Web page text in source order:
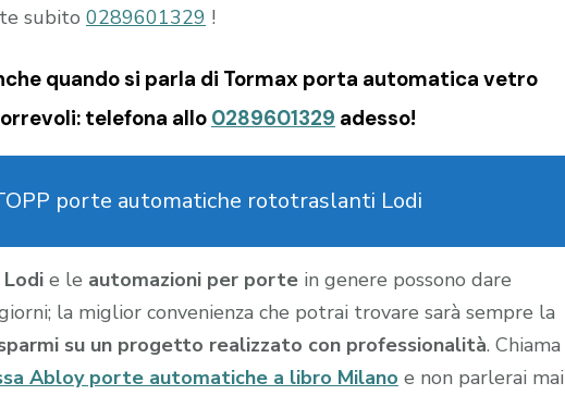
subito 0289601329 !
quando si parla di Tormax porta automatica vetro
telefona allo 0289601329 adesso!
porte automatiche rototraslanti Lodi
e le automazioni per porte in genere possono dare
la miglior convenienza che potrai trovare sarà sempre la
su un progetto realizzato con professionalità. Chiama
Abloy porte automatiche a libro Milano e non parlerai mai